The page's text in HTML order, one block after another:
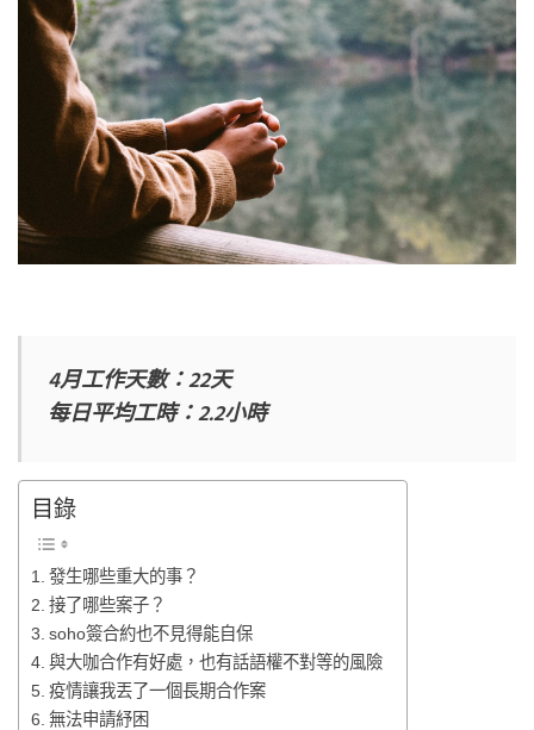
4月工作天數：22天
每日平均工時：2.2小時
目錄
發生哪些重大的事？
接了哪些案子？
soho簽合約也不見得能自保
與大咖合作有好處，也有話語權不對等的風險
疫情讓我丟了一個長期合作案
無法申請紓困